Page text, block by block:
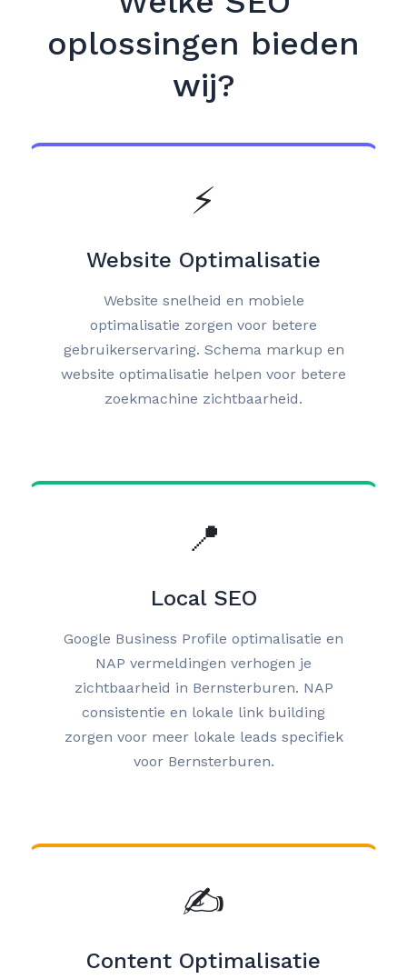
oplossingen bieden
wij?
⚡
Website Optimalisatie
Website snelheid en mobiele
optimalisatie zorgen voor betere
gebruikerservaring. Schema markup en
website optimalisatie helpen voor betere
zoekmachine zichtbaarheid.
📍
Local SEO
Google Business Profile optimalisatie en
NAP vermeldingen verhogen je
zichtbaarheid in Bernsterburen. NAP
consistentie en lokale link building
zorgen voor meer lokale leads specifiek
voor Bernsterburen.
✍️
Content Optimalisatie